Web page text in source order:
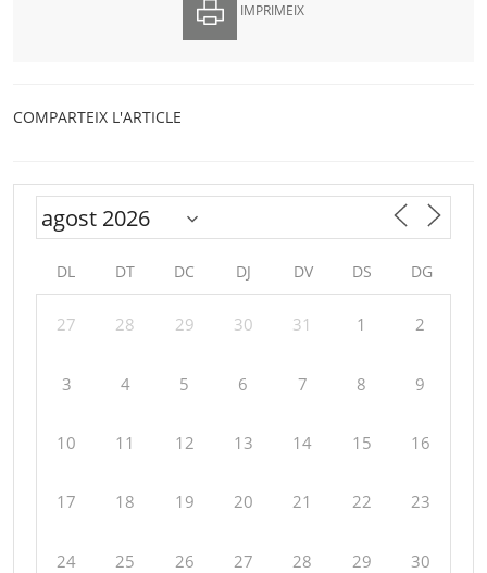
IMPRIMEIX
COMPARTEIX L'ARTICLE
DL DT DC DJ DV DS DG
27 28 29 30 31 1 2
3 4 5 6 7 8 9
10 11 12 13 14 15 16
17 18 19 20 21 22 23
24 25 26 27 28 29 30